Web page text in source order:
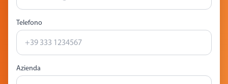
Telefono
Azienda